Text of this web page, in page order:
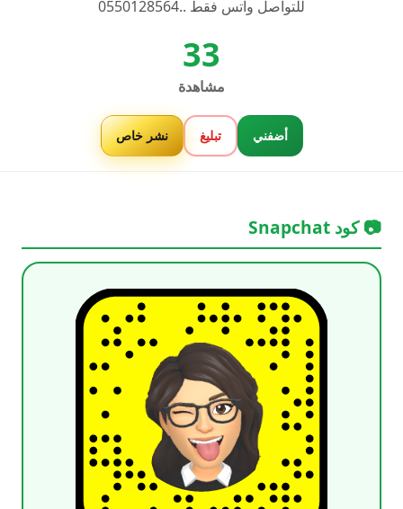
للتواصل واتس فقط ..0550128564
33
مشاهدة
أضفني تبليغ نشر خاص
📷 كود Snapchat